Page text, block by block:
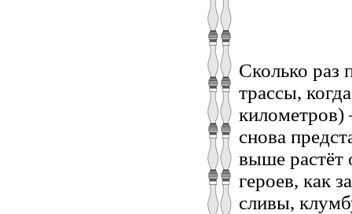
Сколько раз
трассы,
километров)
снова
выше растёт
героев, как
сливы,